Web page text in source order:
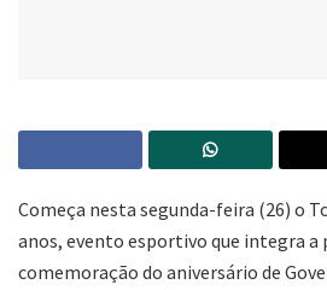
Começa nesta segunda-feira (26) o
anos, evento esportivo que integra
comemoração do aniversário de